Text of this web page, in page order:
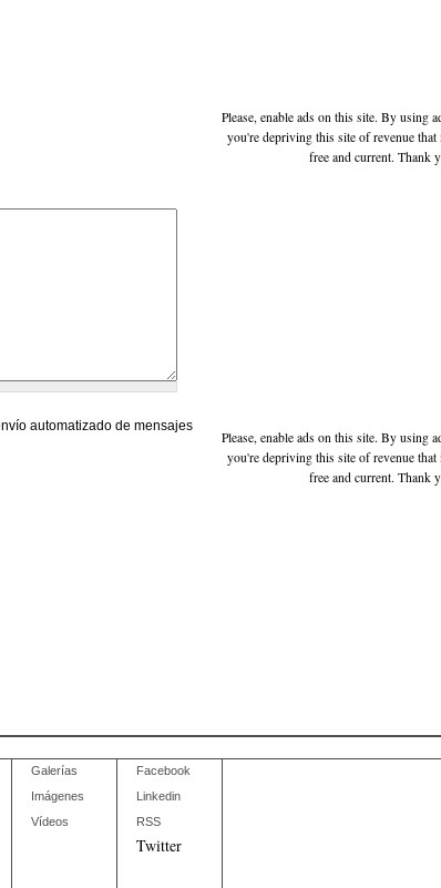
automatizado de mensajes
Please, enable ads on this site. By using
you're depriving this site of revenue that
free and current. Thank
Please, enable ads on this site. By using
you're depriving this site of revenue that
free and current. Thank
Galerías
Imágenes
Vídeos
Facebook
Linkedin
RSS
Twitter